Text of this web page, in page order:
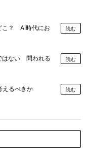
こ？ AI時代にお
読む
はない 問われる
読む
えるべきか 読む